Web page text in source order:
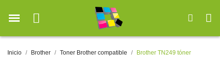
Inicio Brother Toner Brother compatible
Brother TN249 tóner